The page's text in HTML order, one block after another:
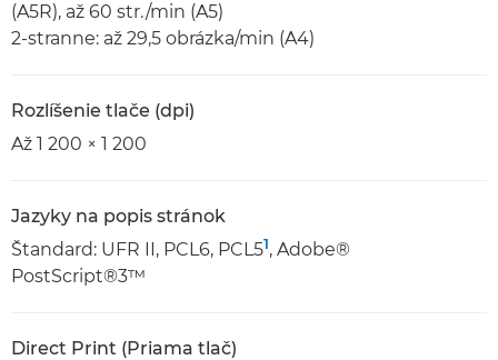
(A5R), až 60 str./min (A5)
2-stranne: až 29,5 obrázka/min (A4)
Rozlíšenie tlače (dpi)
Až 1 200 × 1 200
Jazyky na popis stránok
Štandard: UFR II, PCL6, PCL51, Adobe®
PostScript®3™
Direct Print (Priama tlač)